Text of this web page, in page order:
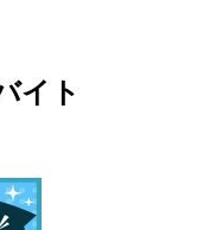
イト